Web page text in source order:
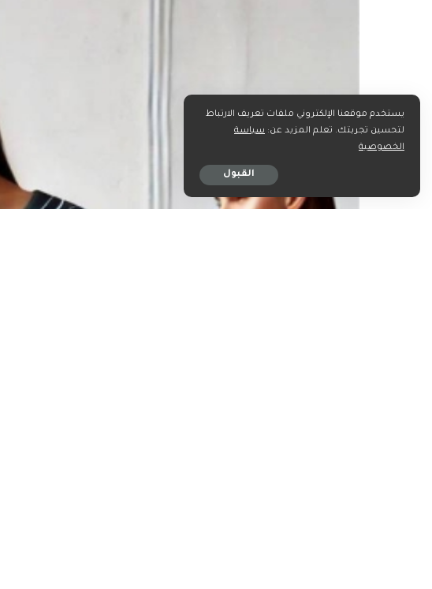
يستخدم موقعنا الإلكتروني ملفات تعريف الارتباط
لتحسين تجربتك. تعلم المزيد عن: سياسة
الخصوصية
القبول